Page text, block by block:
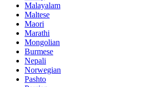
Malayalam
Maltese
Maori
Marathi
Mongolian
Burmese
Nepali
Norwegian
Pashto